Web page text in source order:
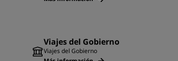
Viajes del Gobierno
Viajes del Gobierno